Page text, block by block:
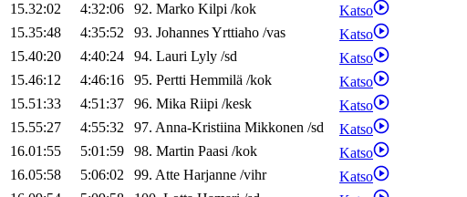
15.32:02
4:32:06 92. Marko Kilpi /kok
Katso
15.35:48
4:35:52 93. JohannesYrttiaho /vas
Katso
15.40:20
4:40:24 94. Lauri Lyly /sd
Katso
15.46:12
4:46:16 95. Pertti Hemmilä /kok
Katso
15.51:33
4:51:37 96. Mika Riipi /kesk
Katso
15.55:27
4:55:32 97. Anna-Kristiina Mikkonen /sd
Katso
16.01:55
5:01:59 98. Martin Paasi /kok
Katso
16.05:58
5:06:02 99. Atte Harjanne /vihr
Katso